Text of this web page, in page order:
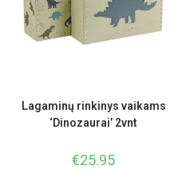
Lagaminų rinkinys vaikams
‘Dinozaurai’ 2vnt
€25.95